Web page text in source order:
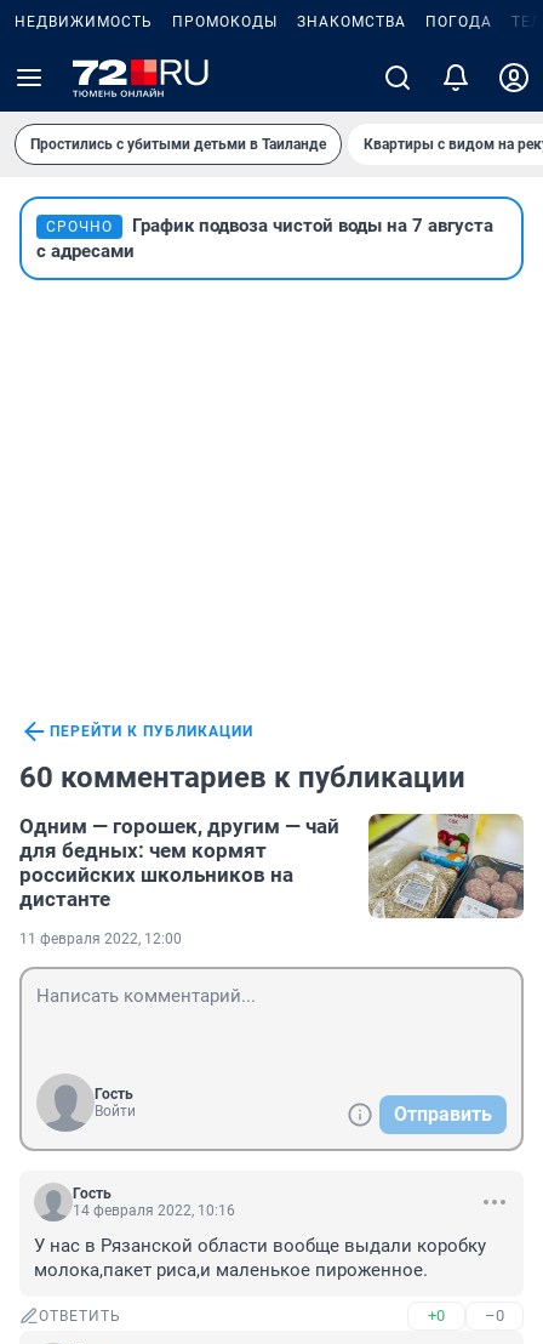
НЕДВИЖИМОСТЬ ПРОМОКОДЫ ЗНАКОМСТВА ПОГОДА
Простились с убитыми детьми в Таиланде Квартиры с видом на
СРОЧНО
График подвоза чистой воды на 7 августа
с адресами
ПЕРЕЙТИ К ПУБЛИКАЦИИ
60 комментариев к публикации
Одним — горошек, другим — чай
для бедных: чем кормят
российских школьников на
дистанте
11 февраля 2022, 12:00
Гость
Войти
Отправить
Гость
14 февраля 2022, 10:16
У нас в Рязанской области вообще выдали коробку
молока,пакет риса,и маленькое пироженное.
ОТВЕТИТЬ +0 –0